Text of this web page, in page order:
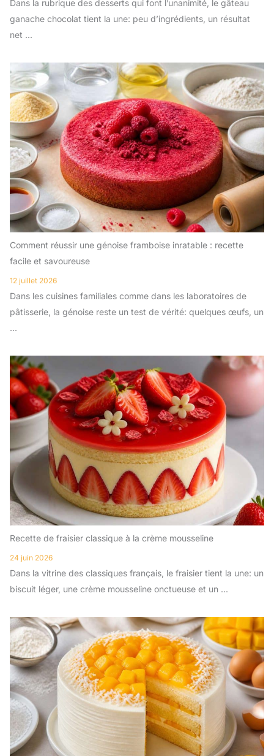
Dans la rubrique des desserts qui font l’unanimité, le gâteau
ganache chocolat tient la une: peu d’ingrédients, un résultat
net ...
Comment réussir une génoise framboise inratable : recette
facile et savoureuse
12 juillet 2026
Dans les cuisines familiales comme dans les laboratoires de
pâtisserie, la génoise reste un test de vérité: quelques œufs, un
...
Recette de fraisier classique à la crème mousseline
24 juin 2026
Dans la vitrine des classiques français, le fraisier tient la une: un
biscuit léger, une crème mousseline onctueuse et un ...